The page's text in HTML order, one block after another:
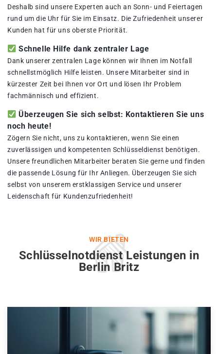
Deshalb sind unsere Experten auch an Sonn- und Feiertagen
rund um die Uhr für Sie im Einsatz. Die Zufriedenheit unserer
Kunden hat für uns oberste Priorität.
Schnelle Hilfe dank zentraler Lage
Dank unserer zentralen Lage können wir Ihnen im Notfall
schnellstmöglich Hilfe leisten. Unsere Mitarbeiter sind in
kürzester Zeit bei Ihnen vor Ort und lösen Ihr Problem
fachmännisch und effizient.
Überzeugen Sie sich selbst: Kontaktieren Sie uns
noch heute!
Zögern Sie nicht, uns zu kontaktieren, wenn Sie einen
zuverlässigen und kompetenten Schlüsseldienst benötigen.
Unsere freundlichen Mitarbeiter beraten Sie gerne und finden
die passende Lösung für Ihr Anliegen. Überzeugen Sie sich
selbst von unserem erstklassigen Service und unserer
Leidenschaft für Kundenzufriedenheit!
WIR BIETEN
Schlüsselnotdienst Leistungen in
Berlin Britz